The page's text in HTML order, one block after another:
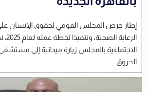
إطار حرص المجلس القومي لحقوق الإنسان
الاجتماعية بالمجلس زيارة ميدانية إلى
الحروق...